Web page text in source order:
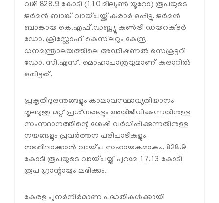
വഴി 828.9 കോടി (110 മില്യണ്‍ യൂറോ) രൂപയുടെ
ജര്‍മന്‍ ബാങ്ക് വായ്പയ്ക്ക് കരാര്‍ ഒപ്പിട്ടു. ജര്‍മന്‍
ബാങ്കായ കെ.എഫ്.ഡബ്ല്യൂ കണ്‍ട്രി ഡയറക്ടര്‍
ഡോ. ക്രിസ്റ്റോഫ് കെസ്‌ലറും കേന്ദ്ര
ധനമന്ത്രാലയത്തിലെ അഡീഷണല്‍ സെക്രട്ടറി
ഡോ. സി.എസ്. മൊഹാപാത്രയുമാണ് കരാറില്‍
ഒപ്പിട്ടത്.
പ്രകൃതിദുരന്തങ്ങളും കാലാവസ്ഥാവ്യതിയാനം
മൂലമുള്ള മറ്റ് പ്രശ്‌നങ്ങളും അതിജീവിക്കുന്നതിനുള്ള
സംസ്ഥാനത്തിന്റെ ശേഷി വര്‍ധിപ്പിക്കുന്നതിനുള്ള
നയങ്ങളും പ്രവര്‍ത്തന പരിപാടികളും
നടപ്പിലാക്കാന്‍ വായ്പ സഹായകമാകും. 828.9
കോടി രൂപയുടെ വായ്പയ്ക്ക് പുറമേ 17.13 കോടി
രൂപ ഗ്രാന്റായും ലഭിക്കും.
കേരള പുനര്‍നിര്‍മാണ പദ്ധതികള്‍ക്കായി